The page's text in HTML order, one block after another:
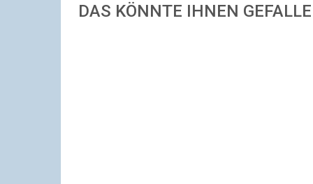
DAS KÖNNTE IHNEN